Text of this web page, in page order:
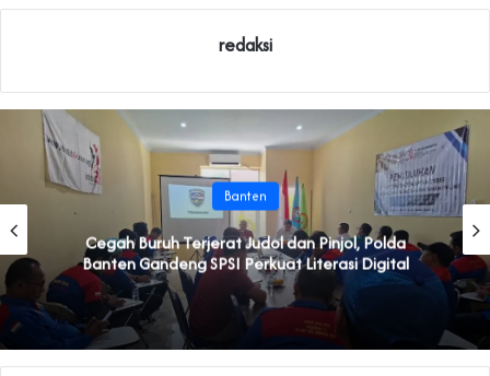
redaksi
Banten
Cegah Buruh Terjerat Judol dan Pinjol, Polda
Banten Gandeng SPSI Perkuat Literasi Digital